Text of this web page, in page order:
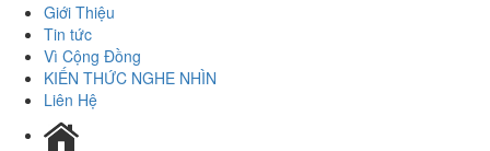
Giới Thiệu
Tin tức
Vì Cộng Đồng
KIẾN THỨC NGHE NHÌN
Liên Hệ